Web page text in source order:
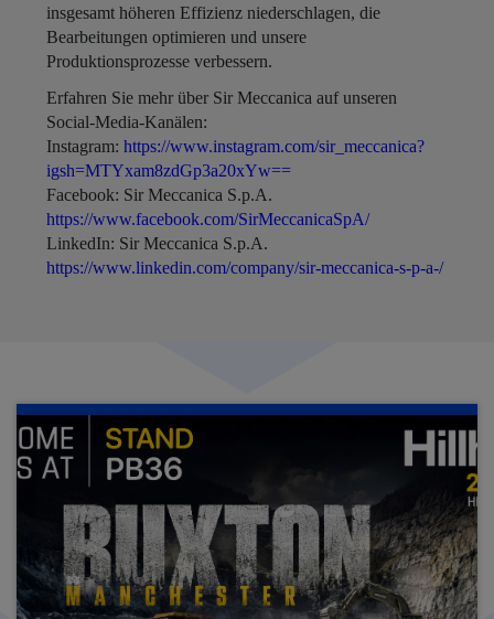
insgesamt höheren Effizienz niederschlagen, die
Bearbeitungen optimieren und unsere
Produktionsprozesse verbessern.
Erfahren Sie mehr über Sir Meccanica auf unseren
Social-Media-Kanälen:
Instagram: https://www.instagram.com/sir_meccanica?
igsh=MTYxam8zdGp3a20xYw==
Facebook: Sir Meccanica S.p.A.
https://www.facebook.com/SirMeccanicaSpA/
LinkedIn: Sir Meccanica S.p.A.
https://www.linkedin.com/company/sir-meccanica-s-p-a-/